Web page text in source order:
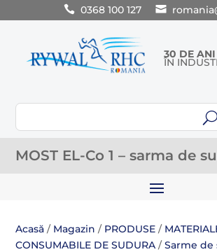
0368 100 127
30 DE ANI
ÎN
U
MOST EL-Co 1 – sarma de
Acasă / Magazin / PRODUSE /
CONSUMABILE DE SUDURA /Sarme de